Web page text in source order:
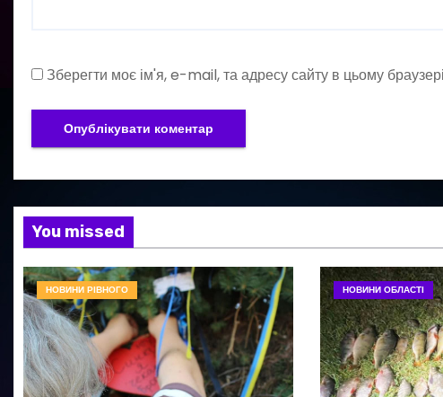
Зберегти моє ім'я, e-mail, та адресу сайту в цьому
You missed
НОВИНИ РІВНОГО НОВИНИ ОБЛАСТІ